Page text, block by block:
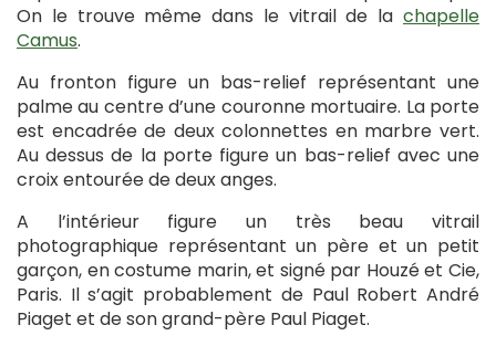
On le trouve même dans le vitrail de la chapelle
Camus.
Au fronton figure un bas-relief représentant une
palme au centre d’une couronne mortuaire. La porte
est encadrée de deux colonnettes en marbre vert.
Au dessus de la porte figure un bas-relief avec une
croix entourée de deux anges.
A l’intérieur figure un très beau vitrail
photographique représentant un père et un petit
garçon, en costume marin, et signé par Houzé et Cie,
Paris. Il s’agit probablement de Paul Robert André
Piaget et de son grand-père Paul Piaget.